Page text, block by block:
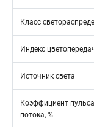
Класс
Индекс
Источник света
Коэффициент
потока, %